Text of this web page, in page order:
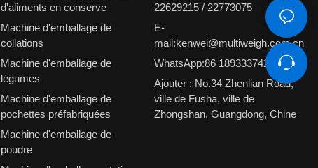
d'aliments en conserve
Machine d'emballage de
collations
Machine d'emballage de
légumes
Machine d'emballage de
pochettes préfabriquées
Machine d'emballage de
poudre
22629215 / 22773075
E-
mail:kenwei@multiweigh.com.cn
WhatsApp:86 18933374210
Ajouter : No.34 Zhenlian Road,
ville de Fusha, ville de
Zhongshan, Guangdong, Chine